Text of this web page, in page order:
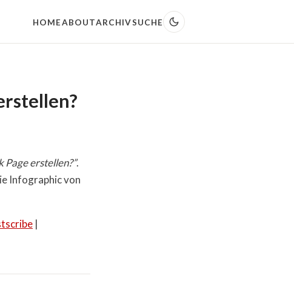
HOMEABOUTARCHIVSUCHE
Page erstellen?”.
Infographic von
|